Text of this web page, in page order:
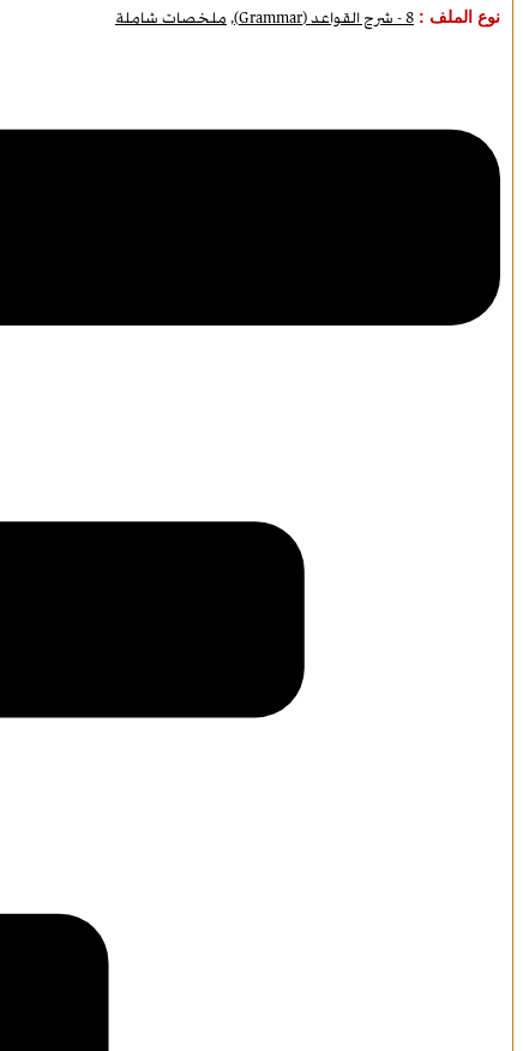
نوع الملف : 8 - شرح القواعد (Grammar) , ملخصات شاملة